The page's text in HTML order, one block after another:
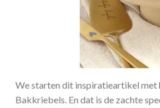
We starten dit inspiratieartikel met
Bakkriebels. En dat is de zachte